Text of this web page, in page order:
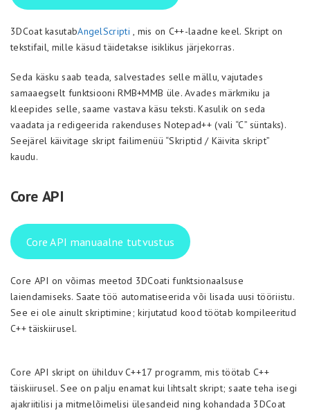
3DCoat kasutabAngelScripti , mis on C++-laadne keel. Skript on
tekstifail, mille käsud täidetakse isiklikus järjekorras.
Seda käsku saab teada, salvestades selle mällu, vajutades
samaaegselt funktsiooni RMB+MMB üle. Avades märkmiku ja
kleepides selle, saame vastava käsu teksti. Kasulik on seda
vaadata ja redigeerida rakenduses Notepad++ (vali “C” süntaks).
Seejärel käivitage skript failimenüü “Skriptid / Käivita skript”
kaudu.
Core API
Core API manuaalne tutvustus
Core API on võimas meetod 3DCoati funktsionaalsuse
laiendamiseks. Saate töö automatiseerida või lisada uusi tööriistu.
See ei ole ainult skriptimine; kirjutatud kood töötab kompileeritud
C++ täiskiirusel.
Core API skript on ühilduv C++17 programm, mis töötab C++
täiskiirusel. See on palju enamat kui lihtsalt skript; saate teha isegi
ajakriitilisi ja mitmelõimelisi ülesandeid ning kohandada 3DCoat